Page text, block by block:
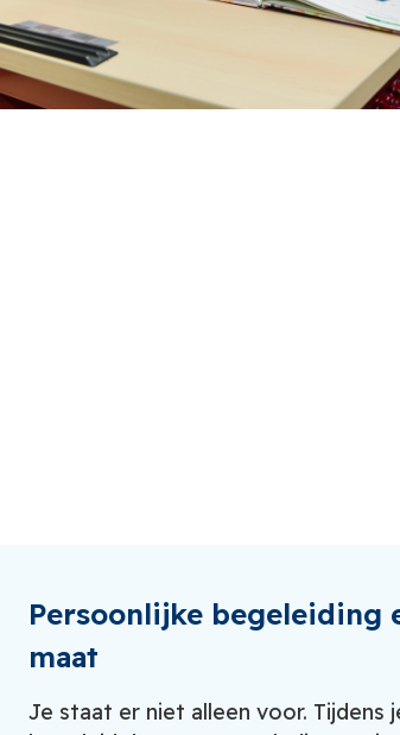
Persoonlijke begeleiding
maat
Je staat er niet alleen voor. Tijdens